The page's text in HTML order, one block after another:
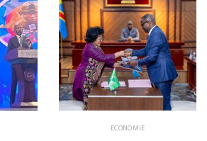
ECONOMIE